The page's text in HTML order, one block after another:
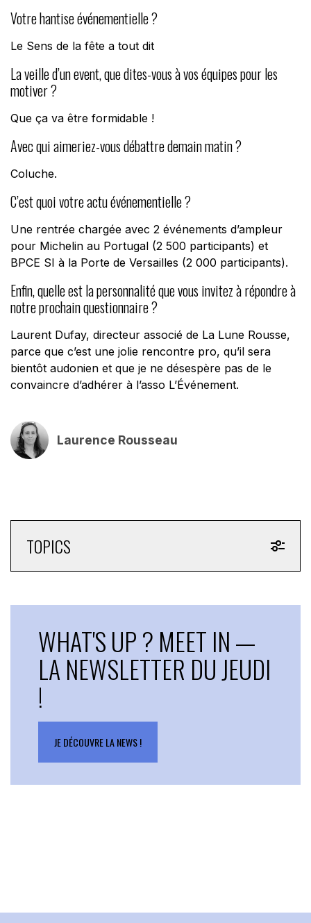
Votre hantise événementielle ?
Le Sens de la fêtea tout dit
La veille d’un event, que dites-vous à vos équipes pour les
motiver ?
Que ça va être formidable !
Avec qui aimeriez-vous débattre demain matin ?
Coluche.
C’est quoi votre actu événementielle ?
Une rentrée chargée avec 2 événements d’ampleur
pour Michelin au Portugal (2 500 participants) et
BPCE SI à la Porte de Versailles (2 000 participants).
Enfin, quelle est la personnalité que vous invitez à répondre à
notre prochain questionnaire ?
Laurent Dufay, directeur associé de La Lune Rousse,
parce que c’est une jolie rencontre pro, qu’il sera
bientôt audonien et que je ne désespère pas de le
convaincre d’adhérer à l’asso L’Événement.
Laurence Rousseau
TOPICS
WHAT'S UP ? MEET IN —
LA NEWSLETTER DU JEUDI
!
JE DÉCOUVRE LA NEWS !